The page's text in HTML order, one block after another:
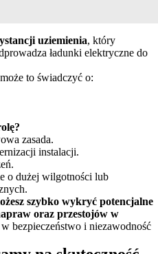
uziemienia, który
ładunki elektryczne do
to świadczyć o:
zasada.
instalacji.
o dużej wilgotności lub
szybko wykryć potencjalne
oraz przestojów w
bezpieczeństwo i niezawodność